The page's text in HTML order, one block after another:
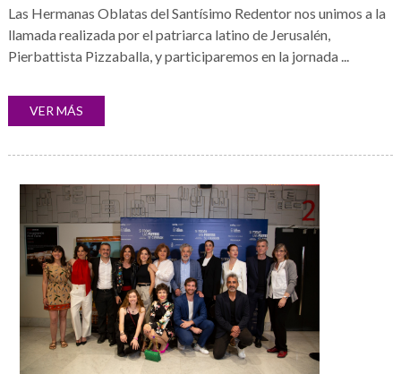
Las Hermanas Oblatas del Santísimo Redentor nos unimos a la
llamada realizada por el patriarca latino de Jerusalén,
Pierbattista Pizzaballa, y participaremos en la jornada ...
VER MÁS